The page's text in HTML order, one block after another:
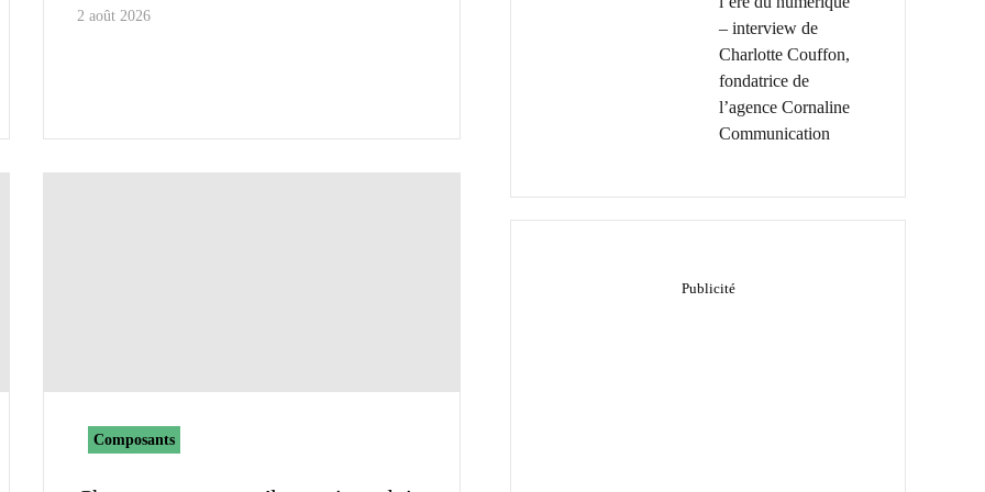
2 août 2026
Composants
– interview de
Charlotte Couffon,
fondatrice de
l’agence Cornaline
Communication